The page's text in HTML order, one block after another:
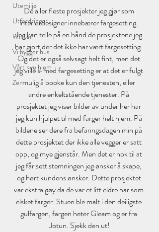
Utemiljø
Utfordringer
Winter
Vi bygger hus
Vårt nye hjem
Zen
De aller fleste prosjekter jeg gjør som
interiørdesigner innebærer fargesetting.
Jeg kan telle på en hånd de prosjektene jeg
har gjort der det ikke har vært fargesetting.
Og det er også selvsagt helt fint, men det
jeg ville si med fargesetting er at det er fulgt
mulig å booke kun den tjenesten, eller
andre enkeltstående tjenester. På
prosjektet jeg viser bilder av under her har
jeg kun hjulpet til med farger helt hjem. På
bildene ser dere fra befaringsdagen min på
dette prosjektet der ikke alle vegger er satt
opp, og mye gjenstår. Men det er nok til at
jeg får sett stemningen jeg ønsker å skape,
og hørt kundens ønsker. Dette prosjektet
var ekstra gøy da de var et litt eldre par som
elsket farger. Stuen ble malt i den deiligste
gulfargen, fargen heter Gleam og er fra
Jotun. Sjekk den ut!